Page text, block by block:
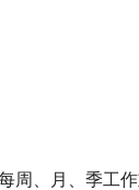
周、月、季工